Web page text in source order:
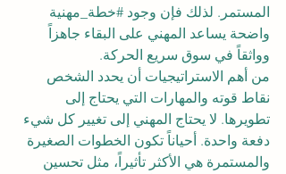
المستمر. لذلك فإن وجود #خطة_مهنية
واضحة يساعد المهني على البقاء جاهزاً
وواثقاً في سوق سريع الحركة.
من أهم الاستراتيجيات أن يحدد الشخص
نقاط قوته والمهارات التي يحتاج إلى
تطويرها. لا يحتاج المهني إلى تغيير كل شيء
دفعة واحدة. أحياناً تكون الخطوات الصغيرة
والمستمرة هي الأكثر تأثيراً، مثل تحسين